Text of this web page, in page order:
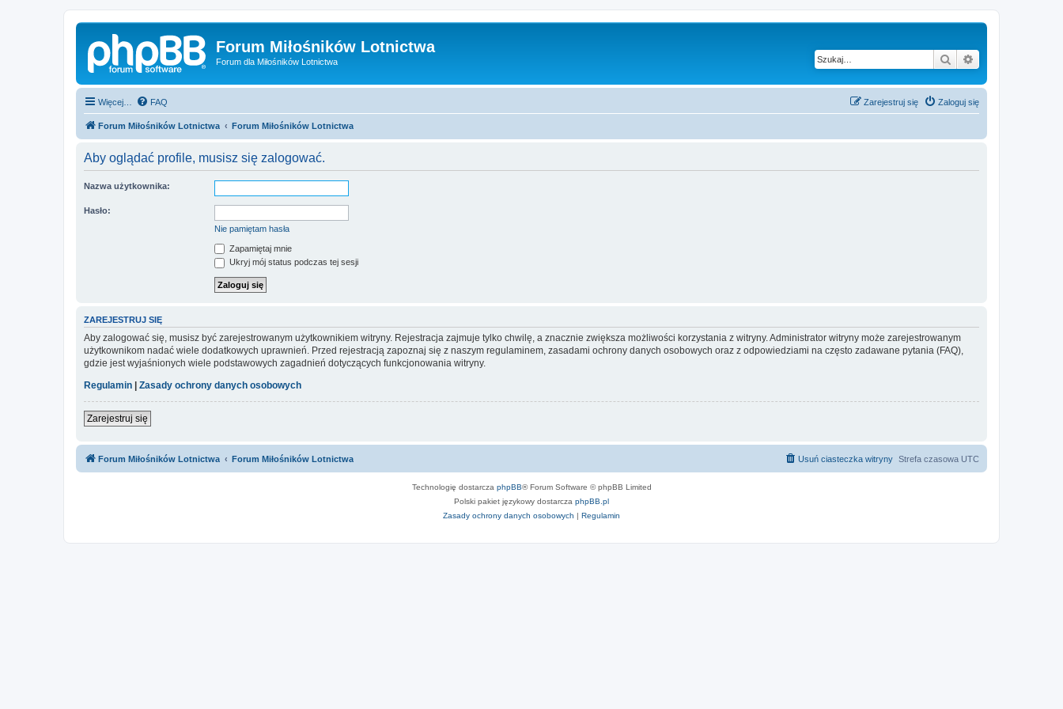
Forum Miłośników Lotnictwa
Forum dla Miłośników Lotnictwa Szukaj
Więcej… FAQ Zaloguj się
Zarejestruj się
Forum Miłośników Lotnictwa Forum Miłośników Lotnictwa
Aby oglądać profile, musisz się zalogować.
Nazwa użytkownika:
Hasło:
Nie pamiętam hasła
Zapamiętaj mnie
Ukryj mój status podczas tej sesji
ZAREJESTRUJ SIĘ
Aby zalogować się, musisz być zarejestrowanym użytkownikiem witryny. Rejestracja zajmuje tylko chwilę, a znacznie zwiększa możliwości korzystania z witryny. Administrator witryny może zarejestrowanym
użytkownikom nadać wiele dodatkowych uprawnień. Przed rejestracją zapoznaj się z naszym regulaminem, zasadami ochrony danych osobowych oraz z odpowiedziami na często zadawane pytania (FAQ),
gdzie jest wyjaśnionych wiele podstawowych zagadnień dotyczących funkcjonowania witryny.
Regulamin
Zasady ochrony danych osobowych
Zarejestruj się
Forum Miłośników Lotnictwa Forum Miłośników Lotnictwa Strefa czasowa UTC
Usuń ciasteczka witryny
Technologię dostarcza phpBB® Forum Software © phpBB Limited
Polski pakiet językowy dostarcza phpBB.pl
Zasady ochrony danych osobowych | Regulamin